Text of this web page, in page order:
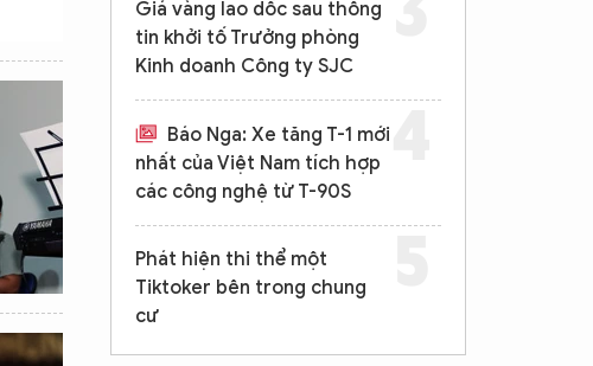
Giá vàng lao dốc sau thông
tin khởi tố Trưởng phòng
Kinh doanh Công ty SJC
Báo Nga: Xe tăng T-1 mới
nhất của Việt Nam tích hợp
các công nghệ từ T-90S
Phát hiện thi thể một
Tiktoker bên trong chung
cư